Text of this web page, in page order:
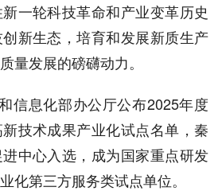
一轮科技革命和产业变革历史
新生态，培育和发展新质生产
量发展的磅礴动力。
信息化部办公厅公布2025年度
技术成果产业化试点名单，秦
中心入选，成为国家重点研发
化第三方服务类试点单位。